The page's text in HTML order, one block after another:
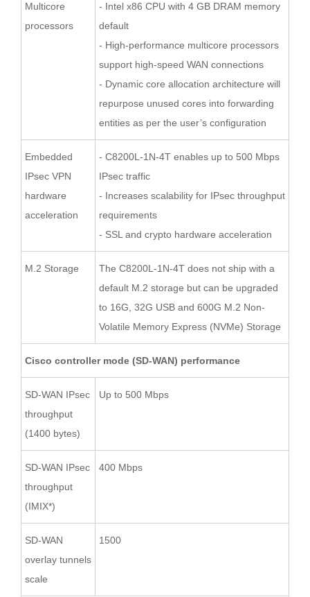
Multicore
processors
- Intel x86 CPU with 4 GB DRAM memory
default
- High-performance multicore processors
support high-speed WAN connections
- Dynamic core allocation architecture will
repurpose unused cores into forwarding
entities as per the user’s configuration
Embedded
IPsec VPN
hardware
acceleration
- C8200L-1N-4T enables up to 500 Mbps
IPsec traffic
- Increases scalability for IPsec throughput
requirements
- SSL and crypto hardware acceleration
M.2 Storage
The C8200L-1N-4T does not ship with a
default M.2 storage but can be upgraded
to 16G, 32G USB and 600G M.2 Non-
Volatile Memory Express (NVMe) Storage
Cisco controller mode (SD-WAN) performance
SD-WAN IPsec
throughput
(1400 bytes)
Up to 500 Mbps
SD-WAN IPsec
throughput
(IMIX*)
400 Mbps
SD-WAN
overlay tunnels
scale
1500